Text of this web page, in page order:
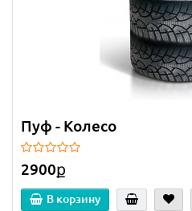
Пуф - Колесо
2900ք
В корзину